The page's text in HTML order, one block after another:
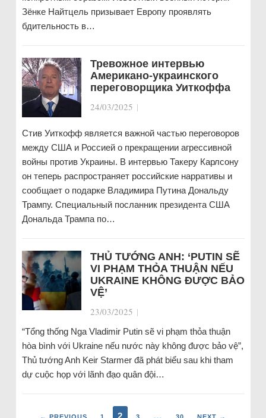
Зёнке Найтцель призывает Европу проявлять
бдительность в…
Тревожное интервью
Американо-украинского
переговорщика Уиткоффа
24/03/2025 |
Стив Уиткофф является важной частью переговоров
между США и Россией о прекращении агрессивной
войны против Украины. В интервью Такеру Карлсону
он теперь распространяет российские нарративы и
сообщает о подарке Владимира Путина Дональду
Трампу. Специальный посланник президента США
Дональда Трампа по…
THỦ TƯỚNG ANH: ‘PUTIN SẼ
VI PHẠM THỎA THUẬN NẾU
UKRAINE KHÔNG ĐƯỢC BẢO
VỆ’
23/03/2025 |
“Tổng thống Nga Vladimir Putin sẽ vi phạm thỏa thuận
hòa bình với Ukraine nếu nước này không được bảo vệ”,
Thủ tướng Anh Keir Starmer đã phát biểu sau khi tham
dự cuộc họp với lãnh đạo quân đội…
2 …